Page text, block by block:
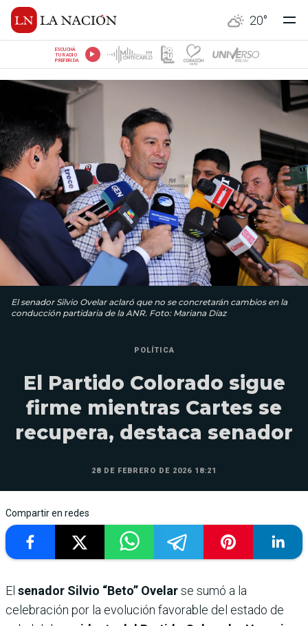
20°
ESCUCHÁ
TU RADIO
PREFERIDA
El senador Silvio Ovelar aclaró que no se concretarán cambios en la
conducción partidaria de la ANR. Foto: Mariana Díaz
POLÍTICA
El Partido Colorado sigue
firme mientras Cartes se
recupera, destaca senador
28 DE FEBRERO DE 2026 18:21
Compartir en redes
El senador Silvio “Beto” Ovelarse sumó a la
celebración por la evolución favorable del estado de